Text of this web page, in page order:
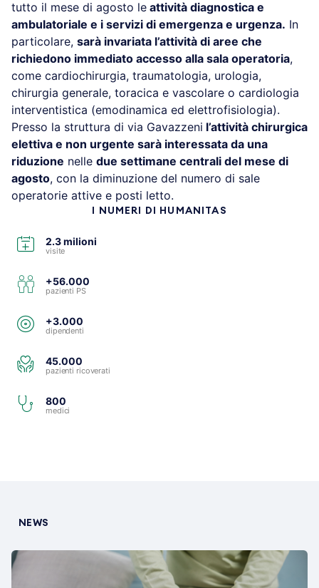
tutto il mese di agosto le attività diagnostica e
ambulatoriale e i servizi di emergenza e urgenza. In
particolare, sarà invariata l’attività di aree che
richiedono immediato accesso alla sala operatoria,
come cardiochirurgia, traumatologia, urologia,
chirurgia generale, toracica e vascolare o cardiologia
interventistica (emodinamica ed elettrofisiologia).
Presso la struttura di via Gavazzeni l’attività chirurgica
elettiva e non urgente sarà interessata da una
riduzione nelle due settimane centrali del mese di
agosto, con la diminuzione del numero di sale
operatorie attive e posti letto.
I NUMERI DI HUMANITAS
2.3 milioni
visite
+56.000
pazienti PS
+3.000
dipendenti
45.000
pazienti ricoverati
800
medici
NEWS